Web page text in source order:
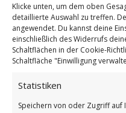
Klicke unten, um dem oben
detaillierte Auswahl zu treffen.
angewendet. Du kannst deine
einschließlich des Widerrufs
Schaltflächen in der Cookie-
Schaltfläche "Einwilligung
Statistiken
Speichern von oder Zugriff